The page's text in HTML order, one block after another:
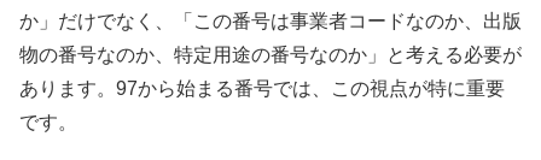
か」だけでなく、「この番号は事業者コードなのか、出版
物の番号なのか、特定用途の番号なのか」と考える必要が
あります。97から始まる番号では、この視点が特に重要
です。